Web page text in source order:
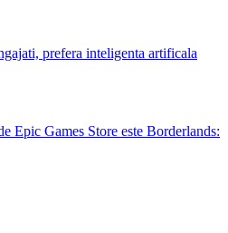
prefera inteligenta artificala
Epic Games Store este Borderlands: